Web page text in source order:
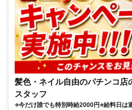
髪色・ネイル自由のパチンコ店
スタッフ
⭐今だけ誰でも特別時給2000円⭐給料日は